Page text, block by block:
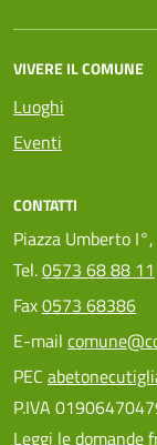
VIVERE IL COMUNE
Luoghi
Eventi
CONTATTI
Piazza Umberto
Tel.0573 68 88 11
Fax0573 68386
E-mail
PEC
P.IVA
Leggi le domande